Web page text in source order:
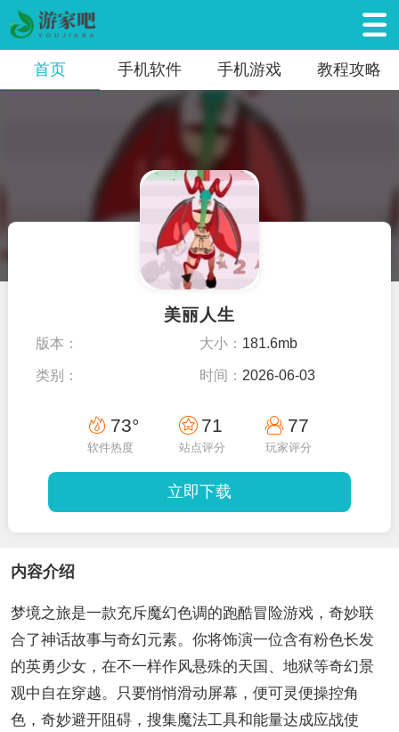
首页 手机软件 手机游戏 教程攻略
美丽人生
版本： 大小： 181.6mb
类别： 时间： 2026-06-03
73°
软件热度
71
站点评分
77
玩家评分
立即下载
内容介绍
梦境之旅是一款充斥魔幻色调的跑酷冒险游戏，奇妙联
合了神话故事与奇幻元素。你将饰演一位含有粉色长发
的英勇少女，在不一样作风悬殊的天国、地狱等奇幻景
观中自在穿越。只要悄悄滑动屏幕，便可灵便操控角
色，奇妙避开阻碍，搜集魔法工具和能量达成应战使